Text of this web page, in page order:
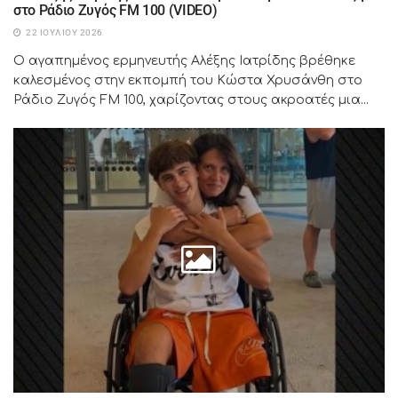
στο Ράδιο Ζυγός FM 100 (VIDEO)
22 ΙΟΥΛΊΟΥ 2026
Ο αγαπημένος ερμηνευτής Αλέξης Ιατρίδης βρέθηκε
καλεσμένος στην εκπομπή του Κώστα Χρυσάνθη στο
Ράδιο Ζυγός FM 100, χαρίζοντας στους ακροατές μια...